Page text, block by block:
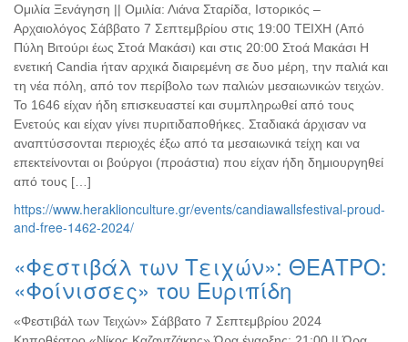
Ομιλία Ξενάγηση || Ομιλία: Λιάνα Σταρίδα, Ιστορικός –
Αρχαιολόγος Σάββατο 7 Σεπτεμβρίου στις 19:00 ΤΕΙΧΗ (Από
Πύλη Βιτούρι έως Στοά Μακάσι) και στις 20:00 Στοά Μακάσι Η
ενετική Candia ήταν αρχικά διαιρεμένη σε δυο μέρη, την παλιά και
τη νέα πόλη, από τον περίβολο των παλιών μεσαιωνικών τειχών.
Το 1646 είχαν ήδη επισκευαστεί και συμπληρωθεί από τους
Ενετούς και είχαν γίνει πυριτιδαποθήκες. Σταδιακά άρχισαν να
αναπτύσσονται περιοχές έξω από τα μεσαιωνικά τείχη και να
επεκτείνονται οι βούργοι (προάστια) που είχαν ήδη δημιουργηθεί
από τους […]
https://www.heraklionculture.gr/events/candiawallsfestival-proud-
and-free-1462-2024/
«Φεστιβάλ των Τειχών»: ΘΕΑΤΡΟ:
«Φοίνισσες» του Ευριπίδη
«Φεστιβάλ των Τειχών» Σάββατο 7 Σεπτεμβρίου 2024